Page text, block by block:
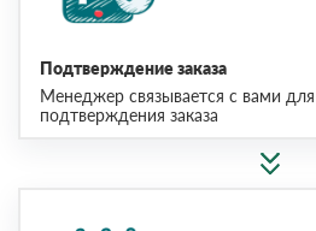
Подтверждение заказа
Менеджер связывается с вами
подтверждения заказа